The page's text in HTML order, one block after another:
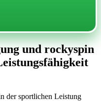
und rockyspin
der sportlichen Leistung